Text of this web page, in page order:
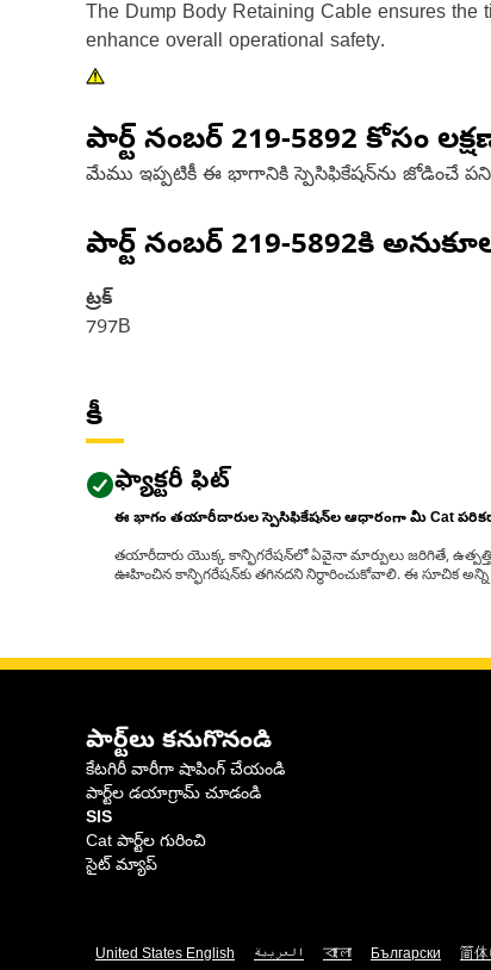
The Dump Body Retaining Cable ensures the
enhance overall operational safety.
పార్ట్ నంబర్ 219-5892 కోసం
మేము ఇప్పటికీ ఈ భాగానికి స్పెసిఫికేషన్‌ను జోడించే
పార్ట్ నంబర్ 219-5892కి
ట్రక్
797B
కీ
ఫ్యాక్టరీ ఫిట్
ఈ భాగం తయారీదారుల స్పెసిఫికేషన్‌ల ఆధారంగా మీ Cat
తయారీదారు యొక్క కాన్ఫిగరేషన్‌లో ఏవైనా మార్పులు జరిగితే, ఉత్పత్తి
ఊహించిన కాన్ఫిగరేషన్‌కు తగినదని నిర్ధారించుకోవాలి. ఈ సూచిక అన్ని
పార్ట్‌లు కనుగొనండి
కేటగిరీ వారీగా షాపింగ్ చేయండి
పార్ట్‌ల డయాగ్రామ్ చూడండి
SIS
Cat పార్ట్‌ల గురించి
సైట్ మ్యాప్
United States English العربية বাংলা Български 简